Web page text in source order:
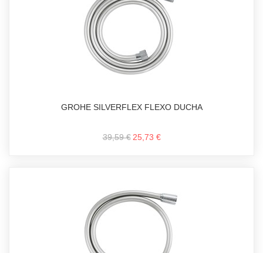
GROHE SILVERFLEX FLEXO DUCHA
39,59 € 25,73 €